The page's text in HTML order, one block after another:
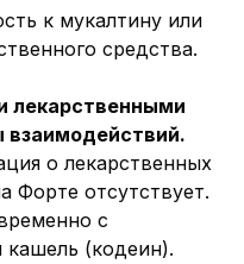
к мукалтину или
средства.
лекарственными
взаимодействий.
о лекарственных
Форте отсутствует.
с
(кодеин).